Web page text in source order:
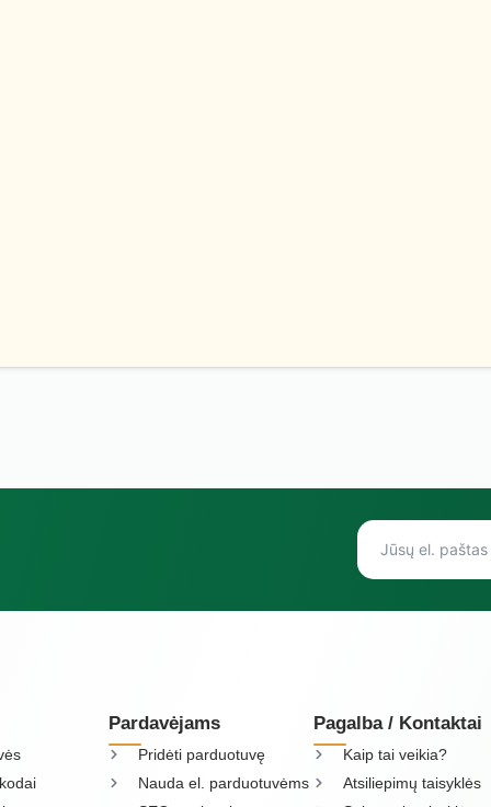
Pardavėjams
Pridėti parduotuvę
Nauda el. parduotuvėms
Pagalba / Kontaktai
Kaip tai veikia?
Atsiliepimų taisyklės